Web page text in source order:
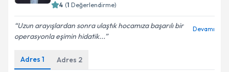
Kişisel verilerimin işlenmesine ilişkin
4 (1 Değerlendirme)
Uzun arayışlardan sonra ulaştık hocamıza başarılı bir
operasyonla eşimin hidatik...
Devamı
Adres 1 Adres 2